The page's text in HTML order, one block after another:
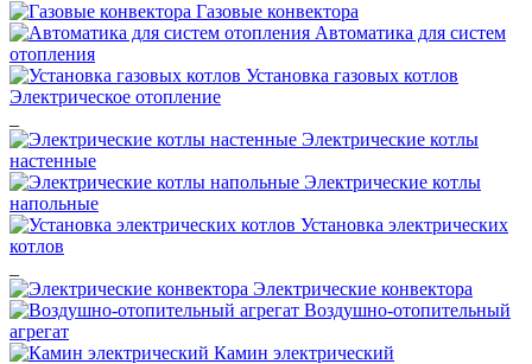
Газовые конвектора
Автоматика для систем
отопления
Установка газовых котлов
Электрическое отопление
Электрические котлы
настенные
Электрические котлы
напольные
Установка электрических
котлов
Электрические конвектора
Воздушно-отопительный
агрегат
Камин электрический